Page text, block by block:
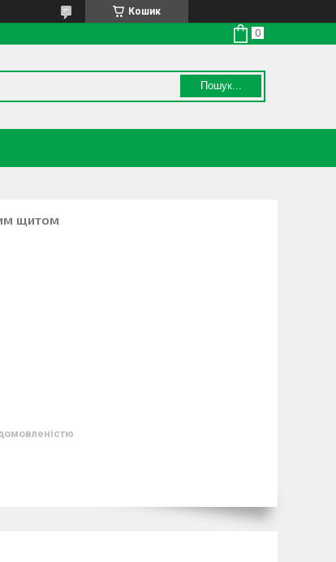
Кошик
Пошук...
щитом